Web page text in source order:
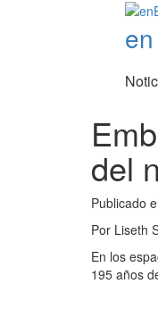
del
Publicado el
Por Liseth
En los
195 años